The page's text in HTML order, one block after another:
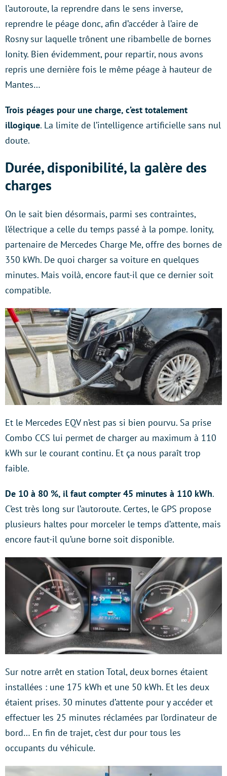
l’autoroute, la reprendre dans le sens inverse,
reprendre le péage donc, afin d’accéder à l’aire de
Rosny sur laquelle trônent une ribambelle de bornes
Ionity. Bien évidemment, pour repartir, nous avons
repris une dernière fois le même péage à hauteur de
Mantes…
Trois péages pour une charge, c’est totalement
illogique. La limite de l’intelligence artificielle sans nul
doute.
Durée, disponibilité, la galère des
charges
On le sait bien désormais, parmi ses contraintes,
l’électrique a celle du temps passé à la pompe. Ionity,
partenaire de Mercedes Charge Me, offre des bornes de
350 kWh. De quoi charger sa voiture en quelques
minutes. Mais voilà, encore faut-il que ce dernier soit
compatible.
Et le Mercedes EQV n’est pas si bien pourvu. Sa prise
Combo CCS lui permet de charger au maximum à 110
kWh sur le courant continu. Et ça nous paraît trop
faible.
De 10 à 80 %, il faut compter 45 minutes à 110 kWh.
C’est très long sur l’autoroute. Certes, le GPS propose
plusieurs haltes pour morceler le temps d’attente, mais
encore faut-il qu’une borne soit disponible.
Sur notre arrêt en station Total, deux bornes étaient
installées : une 175 kWh et une 50 kWh. Et les deux
étaient prises. 30 minutes d’attente pour y accéder et
effectuer les 25 minutes réclamées par l’ordinateur de
bord… En fin de trajet, c’est dur pour tous les
occupants du véhicule.